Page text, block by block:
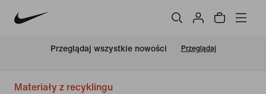
Przeglądaj wszystkie nowości Przeglądaj
Materiały z recyklingu